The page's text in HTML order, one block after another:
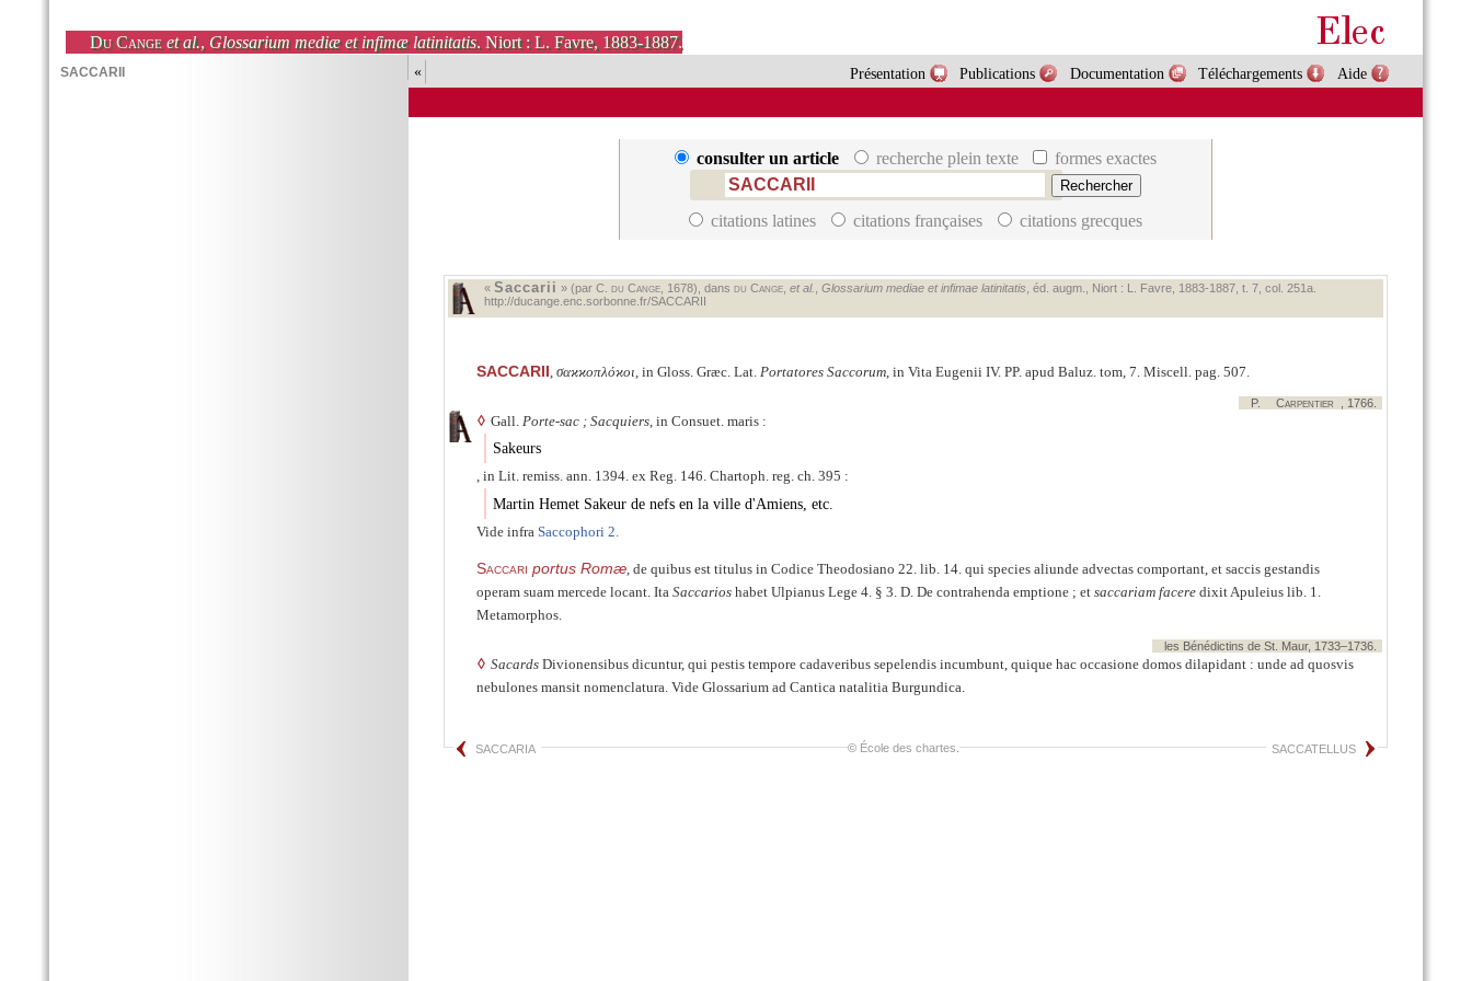
Du Cange et al., Glossarium mediæ et infimæ latinitatis. Niort : L. Favre, 1883-1887.
« Aide
Téléchargements
Documentation
Publications
Présentation
consulter un article recherche plein texte formes exactes
citations latines citations françaises citations grecques
« Saccarii » (par C. du Cange, 1678), dans du Cange, et al. Glossarium mediae et infimae latinitatis , éd. augm., Niort : L. Favre, 1883‑1887, t. 7, col. 251a.
http://ducange.enc.sorbonne.fr/SACCARII
SACCARII, σαϰϰοπλόϰοι, in Gloss. Græc. Lat. Portatores Saccorum, in Vita Eugenii IV. PP. apud Baluz. tom, 7. Miscell. pag. 507.
P. Carpentier , 1766.
◊ Gall. Porte-sac ; Sacquiers, in Consuet.maris :
Sakeurs
, in Lit. remiss. ann. 1394. ex Reg. 146. Chartoph. reg. ch. 395 :
Martin Hemet Sakeur de nefs en la ville d'Amiens, etc.
Vide infra Saccophori 2.
Saccari portus Romæ, de quibus est titulus in Codice Theodosiano 22. lib. 14. qui species aliunde advectas comportant, et saccis gestandis
operam suam mercede locant. Ita Saccarioshabet Ulpianus Lege 4. § 3. D. De contrahenda emptione ; et saccariam faceredixit Apuleius lib. 1.
Metamorphos.
les Bénédictins de St. Maur, 1733–1736.
◊ SacardsDivionensibus dicuntur, qui pestis tempore cadaveribus sepelendis incumbunt, quique hac occasione domos dilapidant : unde ad quosvis
nebulones mansit nomenclatura. Vide Glossarium ad Cantica natalitia Burgundica.
SACCARIA SACCATELLUS
© École des chartes